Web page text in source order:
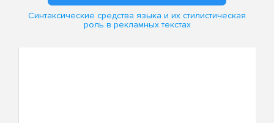
Синтаксические средства языка и их стилистическая
роль в рекламных текстах